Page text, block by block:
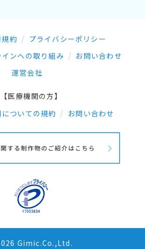
約
プライバシーポリシー
ンへの取り組み
お問い合わせ
運営会社
【医療機関の方】
ついての規約
お問い合わせ
Gimic.Co.,Ltd.